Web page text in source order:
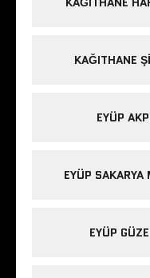
KAĞITHANE
EYÜP
EYÜP
EYÜP